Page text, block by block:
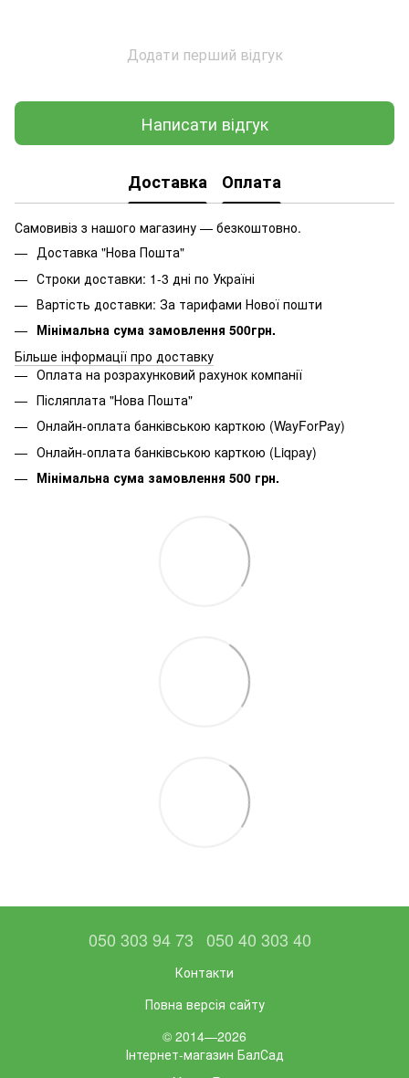
Додати перший відгук
Написати відгук
Доставка Оплата
Самовивіз з нашого магазину — безкоштовно.
Доставка "Нова Пошта"
Строки доставки: 1-3 дні по Україні
Вартість доставки: За тарифами Нової пошти
Мінімальна сума замовлення 500грн.
Більше інформації про доставку
Оплата на розрахунковий рахунок компанії
Післяплата "Нова Пошта"
Онлайн-оплата банківською карткою (WayForPay)
Онлайн-оплата банківською карткою (Liqpay)
Мінімальна сума замовлення 500 грн.
050 303 94 73 050 40 303 40
Контакти
Повна версія сайту
© 2014—2026
Інтернет-магазин БалСад